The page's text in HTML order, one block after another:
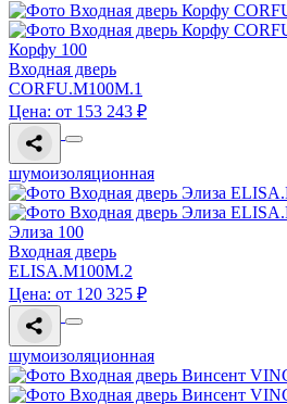
Корфу 100
Входная дверь
CORFU.M100M.1
Цена: от 153 243 ₽
шумоизоляционная
Элиза 100
Входная дверь
ELISA.M100M.2
Цена: от 120 325 ₽
шумоизоляционная